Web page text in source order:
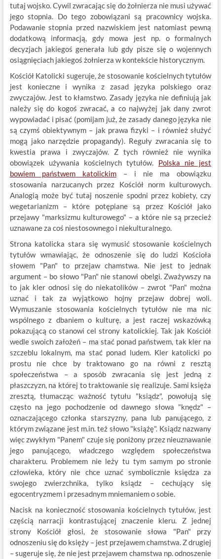
tutaj wojsko. Cywil zwracając się do żołnierza nie musi używać
jego stopnia. Do tego zobowiązani są pracownicy wojska.
Podawanie stopnia przed nazwiskiem jest natomiast pewną
dodatkową informacją, gdy mowa jest np. o formalnych
decyzjach jakiegoś generała lub gdy pisze się o wojennych
osiągnięciach jakiegoś żołnierza w kontekście historycznym.
Kościół Katolicki sugeruje, że stosowanie kościelnych tytułów
jest konieczne i wynika z zasad języka polskiego oraz
zwyczajów. Jest to kłamstwo. Zasady języka nie definiują jak
należy się do kogoś zwracać, a co najwyżej jak dany zwrot
wypowiadać i pisać (pomijam już, że zasady danego języka nie
są czymś obiektywnym – jak prawa fizyki – i również służyć
mogą jako narzędzie propagandy). Reguły zwracania się to
kwestia prawa i zwyczajów. Z tych również nie wynika
obowiązek używania kościelnych tytułów. Polska nie jest
bowiem państwem katolickim– i nie ma obowiązku
stosowania narzucanych przez Kościół norm kulturowych.
Analogią może być tutaj noszenie spodni przez kobiety, czy
wegetarianizm – które potępiane są przez Kościół jako
przejawy "marksizmu kulturowego" – a które nie są przecież
uznawane za coś niestosownego i niekulturalnego.
Strona katolicka stara się wymusić stosowanie kościelnych
tytułów wmawiając, że odnoszenie się do ludzi Kościoła
słowem "Pan" to przejaw chamstwa. Nie jest to jednak
argument – bo słowo "Pan" nie stanowi obelgi. Zważywszy na
to jak kler odnosi się do niekatolików – zwrot "Pan" można
uznać i tak za wyjątkowo hojny przejaw dobrej woli.
Wymuszanie stosowania kościelnych tytułów nie ma nic
wspólnego z dbaniem o kulturę, a jest raczej wskazówką
pokazującą co stanowi cel strony katolickiej. Tak jak Kościół
wedle swoich założeń – ma stać ponad państwem, tak kler na
szczeblu lokalnym, ma stać ponad ludem. Kler katolicki po
prostu nie chce by traktowano go na równi z resztą
społeczeństwa – a sposób zwracania się jest jedną z
płaszczyzn, na której to traktowanie się realizuje. Sami księża
zresztą, tłumacząc ważność tytułu "ksiądz", powołują się
często na jego pochodzenie od dawnego słowa "knędz" –
oznaczającego członka starszyzny, pana lub panującego, z
którym związane jest m.in. też słowo "książę". Ksiądz nazwany
więc zwykłym "Panem" czuje się poniżony przez nieuznawanie
jego panującego, władczego względem społeczeństwa
charakteru. Problemem nie leży tu tym samym po stronie
człowieka, który nie chce uznać symbolicznie księdza za
swojego zwierzchnika, tylko ksiądz – cechujący się
egocentryzmem i przesadnym mniemaniem o sobie.
Nacisk na konieczność stosowania kościelnych tytułów, jest
częścią narracji kontrastującej znaczenie kleru. Z jednej
strony Kościół głosi, że stosowanie słowa "Pan" przy
odnoszeniu się do księży – jest przejawem chamstwa. Z drugiej
– sugeruje się, że nie jest przejawem chamstwa np. odnoszenie